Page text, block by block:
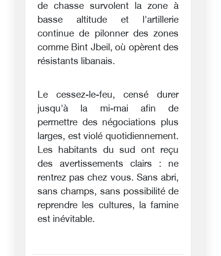
de chasse survolent la zone à
basse altitude et l'artillerie
continue de pilonner des zones
comme Bint Jbeil, où opèrent des
résistants libanais.
Le cessez-le-feu, censé durer
jusqu'à la mi-mai afin de
permettre des négociations plus
larges, est violé quotidiennement.
Les habitants du sud ont reçu
des avertissements clairs : ne
rentrez pas chez vous. Sans abri,
sans champs, sans possibilité de
reprendre les cultures, la famine
est inévitable.